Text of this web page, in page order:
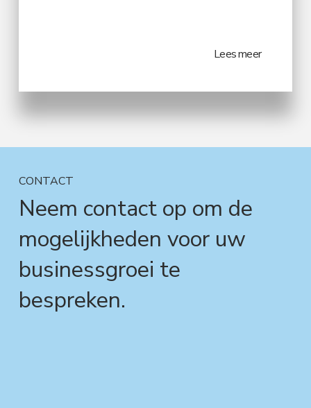
Lees meer
CONTACT
Neem contact op om de
mogelijkheden voor uw
businessgroei te
bespreken.